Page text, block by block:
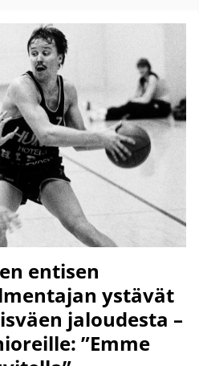
entisen
ystävät
jaloudesta –
”Emme